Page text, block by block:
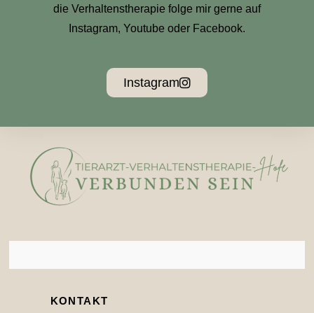
die Verhaltenstherapie folge mir gerne auf
Instagram, Youtube oder Facebook.
Instagram
KONTAKT